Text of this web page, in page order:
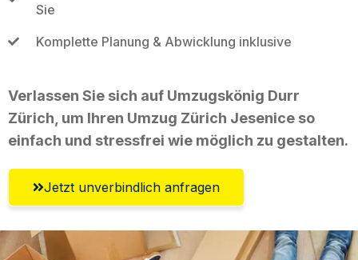
Sie
Komplette Planung & Abwicklung inklusive
Verlassen Sie sich auf Umzugskönig Durr
Zürich, um Ihren Umzug Zürich Jesenice so
einfach und stressfrei wie möglich zu gestalten.
Jetzt unverbindlich anfragen